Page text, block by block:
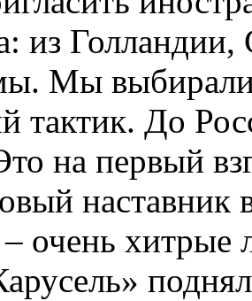
из
Мы выбирали
тактик. До
на первый
наставник
очень хитрые